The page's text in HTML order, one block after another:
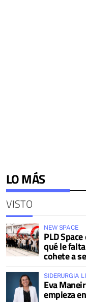
LO MÁS
VISTO
NEW SPACE
PLD
qué le
cohete a
SIDERURGIA
Eva
empieza